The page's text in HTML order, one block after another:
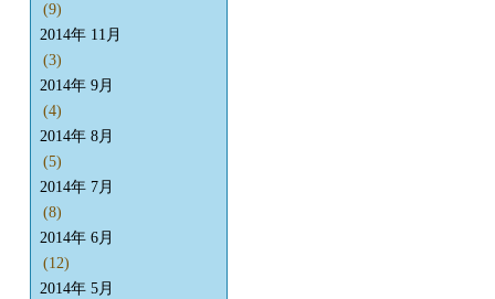
(9)
2014年 11月
(3)
2014年 9月
(4)
2014年 8月
(5)
2014年 7月
(8)
2014年 6月
(12)
2014年 5月